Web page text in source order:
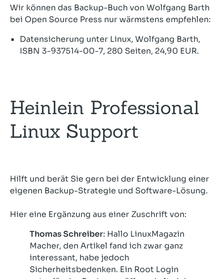
Wir können das Backup-Buch von Wolfgang Barth
bei Open Source Press nur wärmstens empfehlen:
Datensicherung unter Linux, Wolfgang Barth,
ISBN 3-937514-00-7, 280 Seiten, 24,90 EUR.
Heinlein Professional
Linux Support
Hilft und berät Sie gern bei der Entwicklung einer
eigenen Backup-Strategie und Software-Lösung.
Hier eine Ergänzung aus einer Zuschrift von:
Thomas Schreiber: Hallo LinuxMagazin
Macher, den Artikel fand ich zwar ganz
interessant, habe jedoch
Sicherheitsbedenken. Ein Root Login